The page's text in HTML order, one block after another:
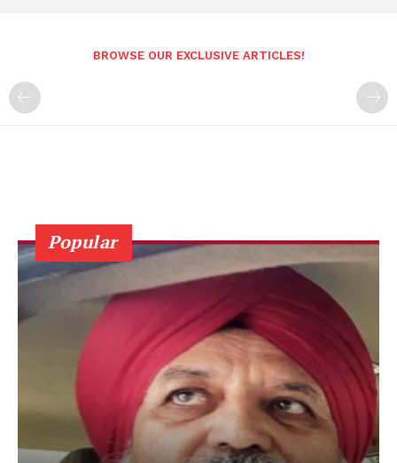
BROWSE OUR EXCLUSIVE ARTICLES!
Popular